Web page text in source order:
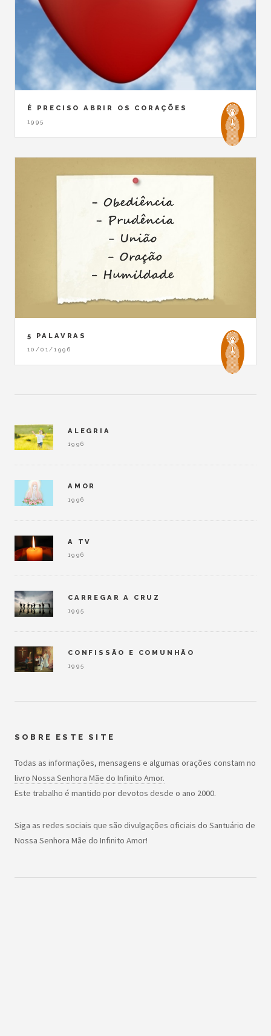
É PRECISO ABRIR OS CORAÇÕES
1995
5 PALAVRAS
10/01/1996
ALEGRIA
1996
AMOR
1996
A TV
1996
CARREGAR A CRUZ
1995
CONFISSÃO E COMUNHÃO
1995
SOBRE ESTE SITE
Todas as informações, mensagens e algumas orações constam no
livro Nossa Senhora Mãe do Infinito Amor.
Este trabalho é mantido por devotos desde o ano 2000.
Siga as redes sociais que são divulgações oficiais do Santuário de
Nossa Senhora Mãe do Infinito Amor!